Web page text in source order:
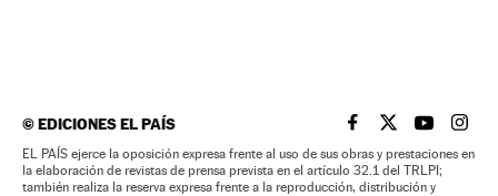
©EDICIONES EL PAÍS EL PAÍS BRASIL EN
EL PAÍSEL PAÍS
EL
EL PAÍS ejerce la oposición expresa frente al uso de sus obras y prestaciones en
la elaboración de revistas de prensa prevista en el artículo 32.1 del TRLPI;
también realiza la reserva expresa frente a la reproducción, distribución y